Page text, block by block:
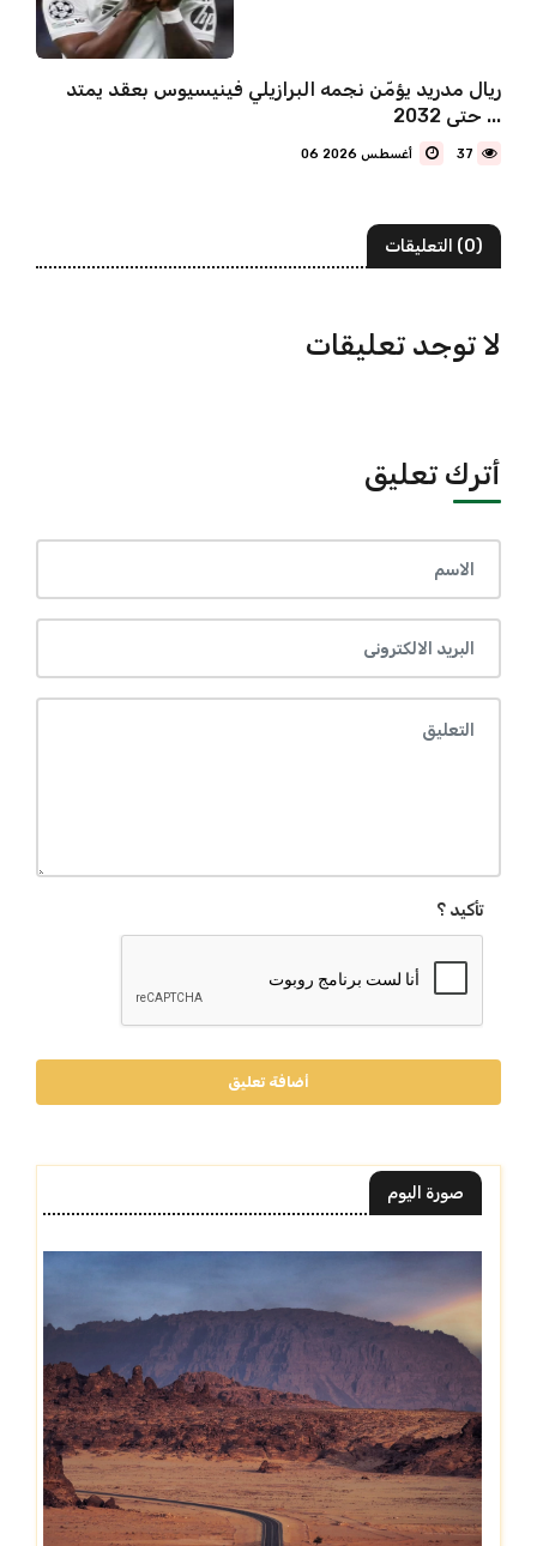
ريال مدريد يؤمّن نجمه البرازيلي فينيسيوس بعقد يمتد
حتى 2032 ...
37
(0) التعليقات
لا توجد تعليقات
أترك تعليق
تأكيد ؟
أضافة تعليق
صورة اليوم